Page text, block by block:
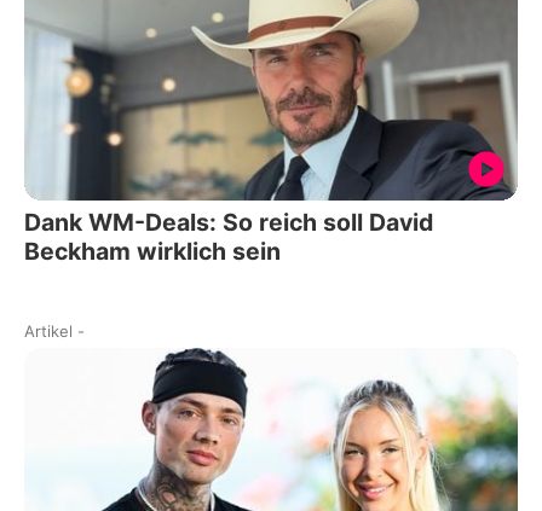
Dank WM-Deals: So reich soll David
Beckham wirklich sein
Artikel -